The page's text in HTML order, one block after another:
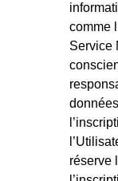
comme
Service
réserve